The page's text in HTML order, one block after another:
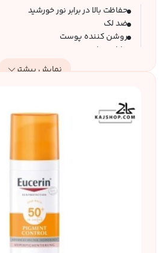
حفاظت بالا در برابر نور خورشید
ضد لک
روشن کننده پوست
دارای خواص ضد پیری
مناسب پوست های لک دار و مستعد لک
نمایش بیشتر